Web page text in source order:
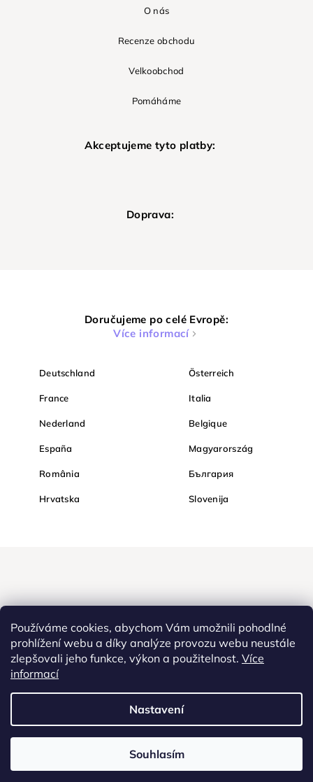
Používáme cookies, abychom Vám umožnili pohodlné
prohlížení webu a díky analýze provozu webu neustále
zlepšovali jeho funkce, výkon a použitelnost. Více
informací
Nastavení
Souhlasím
O nás
Recenze obchodu
Velkoobchod
Pomáháme
Akceptujeme tyto platby:
Doprava:
Doručujeme po celé Evropě:
Více informací
Deutschland Österreich
France Italia
Nederland Belgique
España Magyarország
România България
Hrvatska Slovenija
Nakupujte na Diamondi bezpečně a bez obav. Díky HTTPS
podobě.
Diamondi. Všechna práva vyhrazena. |
Westlogic s.r.o., Olomoucká 267/29, Opava, 746 01